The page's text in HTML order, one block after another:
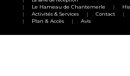
Le Hameau de Chantemerle
Activités & Services
Contact
Plan & Accès
Avis